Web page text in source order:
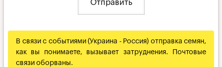
В связи с событиями (Украина - Россия) отправка семян,
как вы понимаете, вызывает затруднения. Почтовые
связи оборваны.